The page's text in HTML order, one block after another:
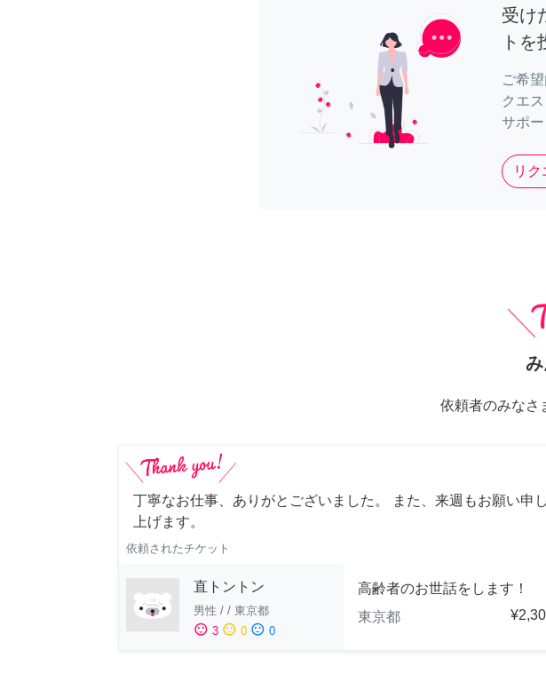
受け
トを
ご希
クエ
サポ
リク
依頼者のみなさ
丁寧なお仕事、ありがとございました。 また、来週もお願い申し
上げます。
依頼されたチケット
直トントン
男性 / / 東京都
sentiment_satisfied 3 sentiment_neutral 0 sentiment_dissatisfied 0
高齢者のお世話をします！
東京都